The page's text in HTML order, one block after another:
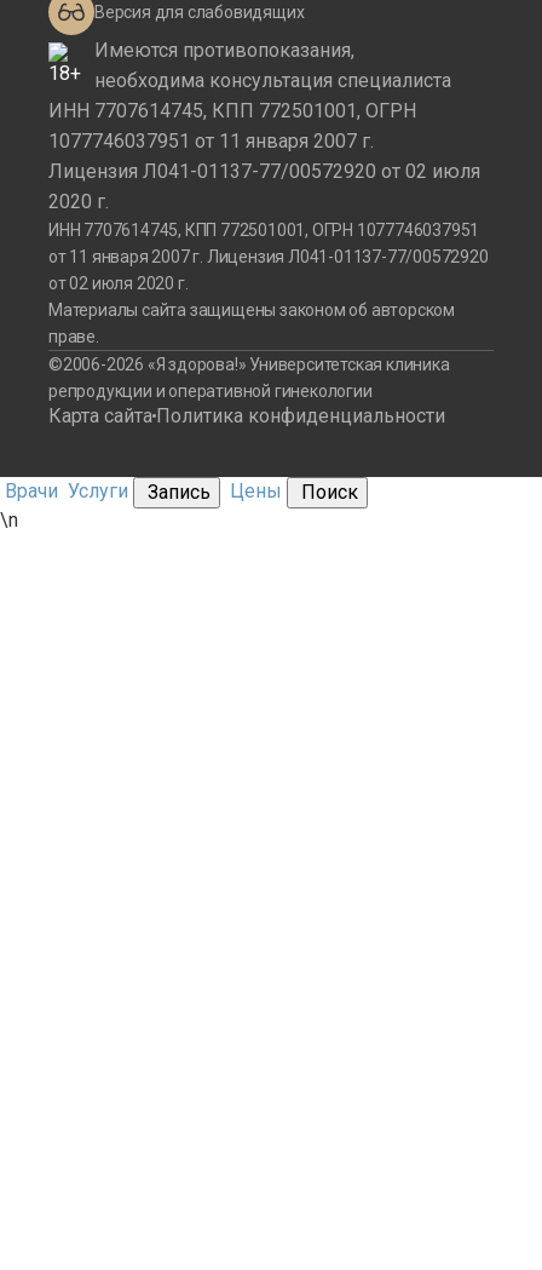
Версия для слабовидящих
Имеются противопоказания,
необходима консультация специалиста
ИНН 7707614745, КПП 772501001, ОГРН
1077746037951 от 11 января 2007 г.
Лицензия Л041-01137-77/00572920 от 02 июля
2020 г.
ИНН 7707614745, КПП 772501001, ОГРН 1077746037951
от 11 января 2007 г. Лицензия Л041-01137-77/00572920
от 02 июля 2020 г.
Материалы сайта защищены законом об авторском
праве.
©2006-2026 «Я здорова!» Университетская клиника
репродукции и оперативной гинекологии
Карта сайта Политика конфиденциальности
Врачи Услуги Запись Цены
Поиск
\n